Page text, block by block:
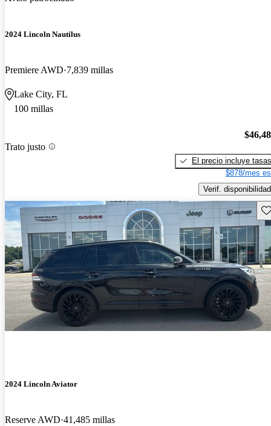
2024 Lincoln Nautilus
Premiere AWD 7,839 millas
Lake City, FL
100 millas
Trato justo
El precio incluye tasas
$878/mes
Verif. disponibilidad
2024 Lincoln Aviator
Reserve AWD 41,485 millas